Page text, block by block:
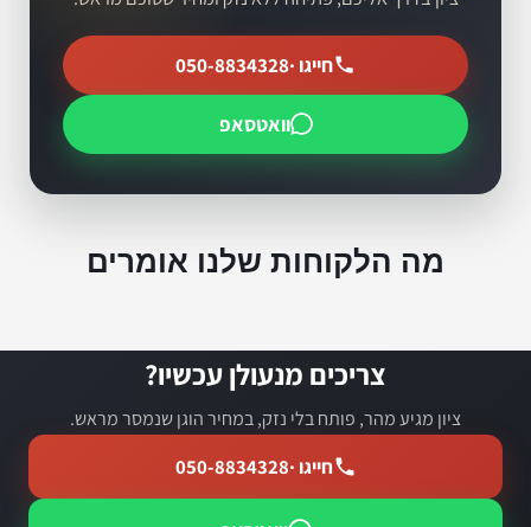
חייגו ·050-8834328
וואטסאפ
מה הלקוחות שלנו אומרים
צריכים מנעולן עכשיו?
ציון מגיע מהר, פותח בלי נזק, במחיר הוגן שנמסר מראש.
חייגו ·050-8834328